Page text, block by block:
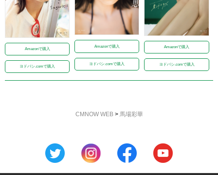
Amazonで購入
ヨドバシ.comで購入
Amazonで購入
ヨドバシ.comで購入
Amazonで購入
ヨドバシ.comで購入
CMNOW WEB> 馬場彩華